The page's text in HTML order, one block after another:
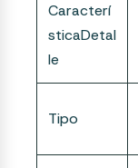
Caracterí
sticaDetal
le
Tipo